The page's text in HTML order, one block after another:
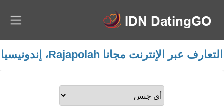
التعارف عبر الإنترنت مجانا Rajapolah، إندونيسيا